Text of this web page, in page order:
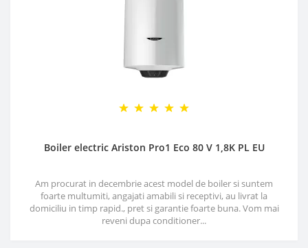
Boiler electric Ariston Pro1 Eco 80 V 1,8K PL EU
Am procurat in decembrie acest model de boiler si suntem
foarte multumiti, angajati amabili si receptivi, au livrat la
domiciliu in timp rapid., pret si garantie foarte buna. Vom mai
reveni dupa conditioner...